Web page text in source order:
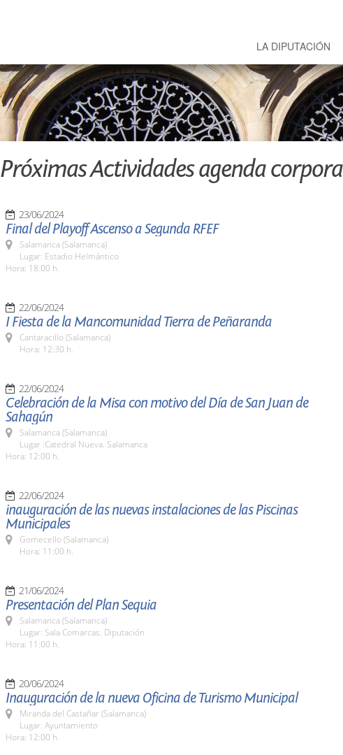
LA DIPUTACIÓN
Próximas Actividades agenda
23/06/2024
Final del Playoff Ascenso a Segunda RFEF
Salamanca (Salamanca)
Lugar: Estadio Helmántico
Hora: 18:00 h.
22/06/2024
I Fiesta de la Mancomunidad Tierra de Peñaranda
Cantaracillo (Salamanca)
Hora: 12:30 h.
22/06/2024
Celebración de la Misa con motivo del Día de San Juan de
Sahagún
Salamanca (Salamanca)
Lugar :Catedral Nueva. Salamanca
Hora: 12:00 h.
22/06/2024
inauguración de las nuevas instalaciones de las Piscinas
Municipales
Gomecello (Salamanca)
Hora: 11:00 h.
21/06/2024
Presentación del Plan Sequia
Salamanca (Salamanca)
Lugar: Sala Comarcas. Diputación
Hora: 11:00 h.
20/06/2024
Inauguración de la nueva Oficina de Turismo Municipal
Miranda del Castañar (Salamanca)
Lugar: Ayuntamiento
Hora: 12:00 h.